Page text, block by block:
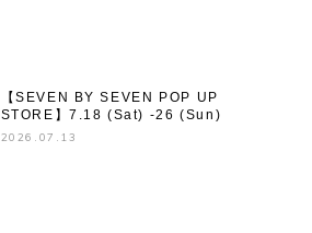
【SEVEN BY SEVEN POP UP
STORE】7.18 (Sat) -26 (Sun)
2026.07.13